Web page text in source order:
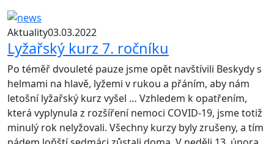
Aktuality03.03.2022
Lyžařský kurz 7. ročníku
Po téměř dvouleté pauze jsme opět navštívili Beskydy s
helmami na hlavě, lyžemi v rukou a přáním, aby nám
letošní lyžařský kurz vyšel … Vzhledem k opatřením,
která vyplynula z rozšíření nemoci COVID-19, jsme totiž
minulý rok nelyžovali. Všechny kurzy byly zrušeny, a tím